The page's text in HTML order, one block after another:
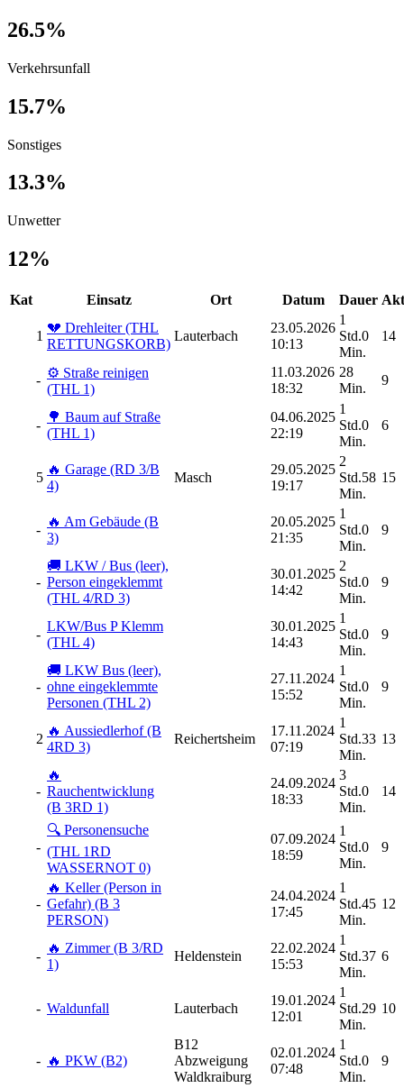
26.5%
Verkehrsunfall
15.7%
Sonstiges
13.3%
Unwetter
12%
Kat Einsatz Ort Datum Dauer
1
💔 Drehleiter (THL
RETTUNGSKORB)
Lauterbach
23.05.2026
10:13
1
Std.0
Min.
14
- ⚙️ Straße reinigen
(THL 1)
11.03.2026
18:32
28
Min.
9
-
🌳 Baum auf Straße
(THL 1)
04.06.2025
22:19
1
Std.0
Min.
6
5
🔥 Garage (RD 3/B
4)
Masch
29.05.2025
19:17
2
Std.58
Min.
15
-
🔥 Am Gebäude (B
3)
20.05.2025
21:35
1
Std.0
Min.
9
-
🚚 LKW / Bus (leer),
Person eingeklemmt
(THL 4/RD 3)
30.01.2025
14:42
2
Std.0
Min.
9
-
LKW/Bus P Klemm
(THL 4)
30.01.2025
14:43
1
Std.0
Min.
9
-
🚚 LKW Bus (leer),
ohne eingeklemmte
Personen (THL 2)
27.11.2024
15:52
1
Std.0
Min.
9
2
🔥 Aussiedlerhof (B
4RD 3)
Reichertsheim
17.11.2024
07:19
1
Std.33
Min.
13
-
🔥
Rauchentwicklung
(B 3RD 1)
24.09.2024
18:33
3
Std.0
Min.
14
-
🔍 Personensuche
(THL 1RD
WASSERNOT 0)
07.09.2024
18:59
1
Std.0
Min.
9
-
🔥 Keller (Person in
Gefahr) (B 3
PERSON)
24.04.2024
17:45
1
Std.45
Min.
12
-
🔥 Zimmer (B 3/RD
1)
Heldenstein
22.02.2024
15:53
1
Std.37
Min.
6
- Waldunfall Lauterbach
19.01.2024
12:01
1
Std.29
Min.
10
- 🔥 PKW (B2)
B12
Abzweigung
Waldkraiburg
02.01.2024
07:48
1
Std.0
Min.
9